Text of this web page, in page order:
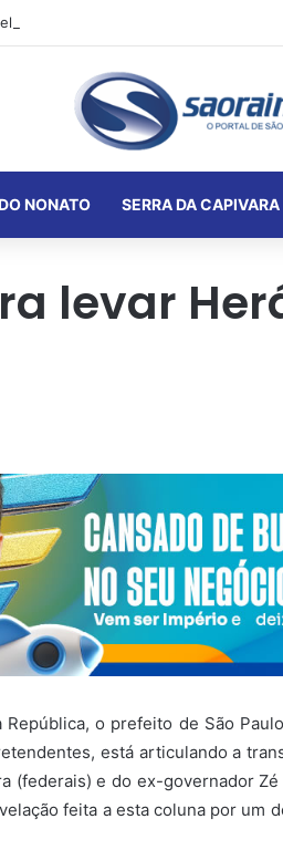
NONATO SERRA DA CAPIVARA
levar
o prefeito de São
está articulando a
(federais) e do ex-governador
feita a esta coluna por um